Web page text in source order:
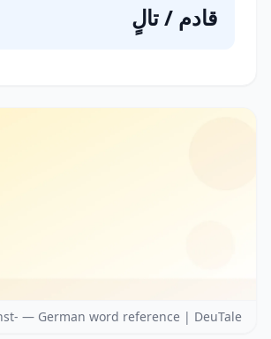
قادم / تالٍ
— German word reference | DeuTale